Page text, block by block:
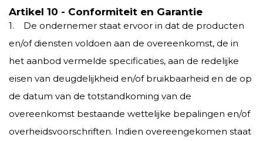
Artikel 10 - Conformiteit en Garantie
1. De ondernemer staat ervoor in dat de producten
en/of diensten voldoen aan de overeenkomst, de in
het aanbod vermelde specificaties, aan de redelijke
eisen van deugdelijkheid en/of bruikbaarheid en de op
de datum van de totstandkoming van de
overeenkomst bestaande wettelijke bepalingen en/of
overheidsvoorschriften. Indien overeengekomen staat